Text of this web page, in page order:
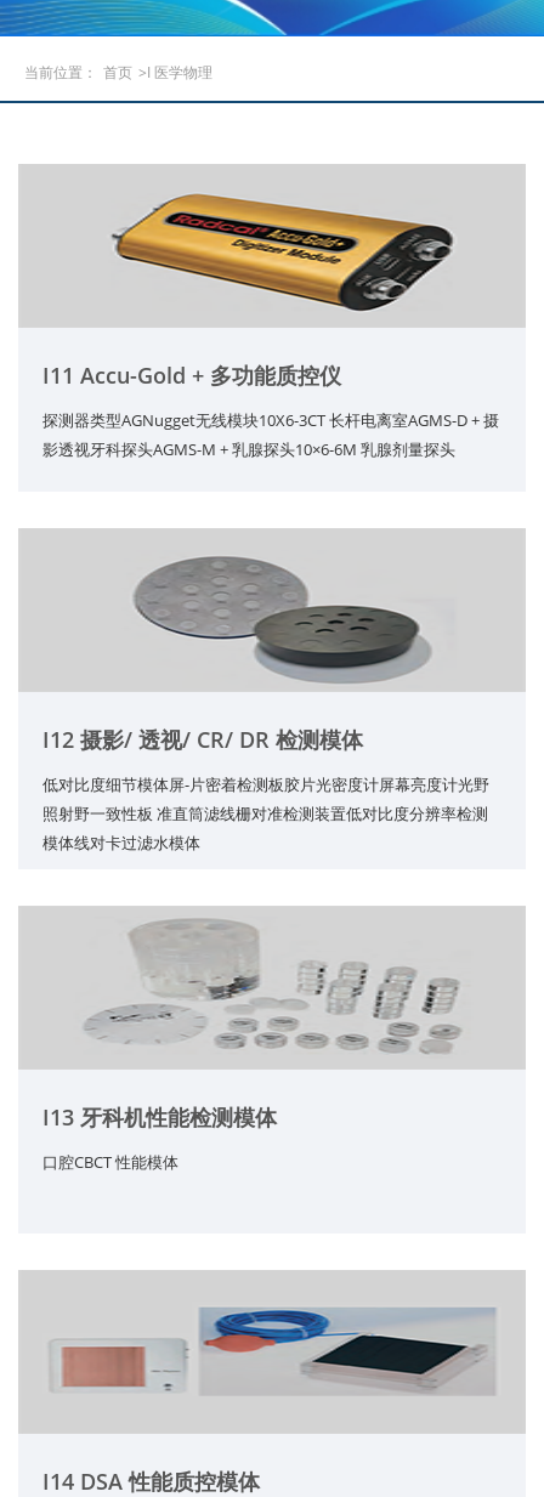
当前位置： 首页 >I 医学物理
I11 Accu-Gold + 多功能质控仪
探测器类型AGNugget无线模块10X6-3CT 长杆电离室AGMS-D + 摄
影透视牙科探头AGMS-M + 乳腺探头10×6-6M 乳腺剂量探头
I12 摄影/ 透视/ CR/ DR 检测模体
低对比度细节模体屏-片密着检测板胶片光密度计屏幕亮度计光野
照射野一致性板 准直筒滤线栅对准检测装置低对比度分辨率检测
模体线对卡过滤水模体
I13 牙科机性能检测模体
口腔CBCT 性能模体
I14 DSA 性能质控模体